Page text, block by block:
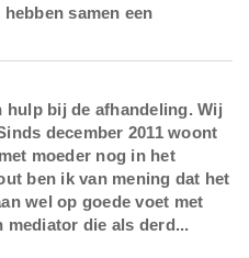
samen een
hulp bij de afhandeling. Wij
december 2011 woont
moeder nog in het
ben ik van mening dat het
wel op goede voet met
mediator die als derd...